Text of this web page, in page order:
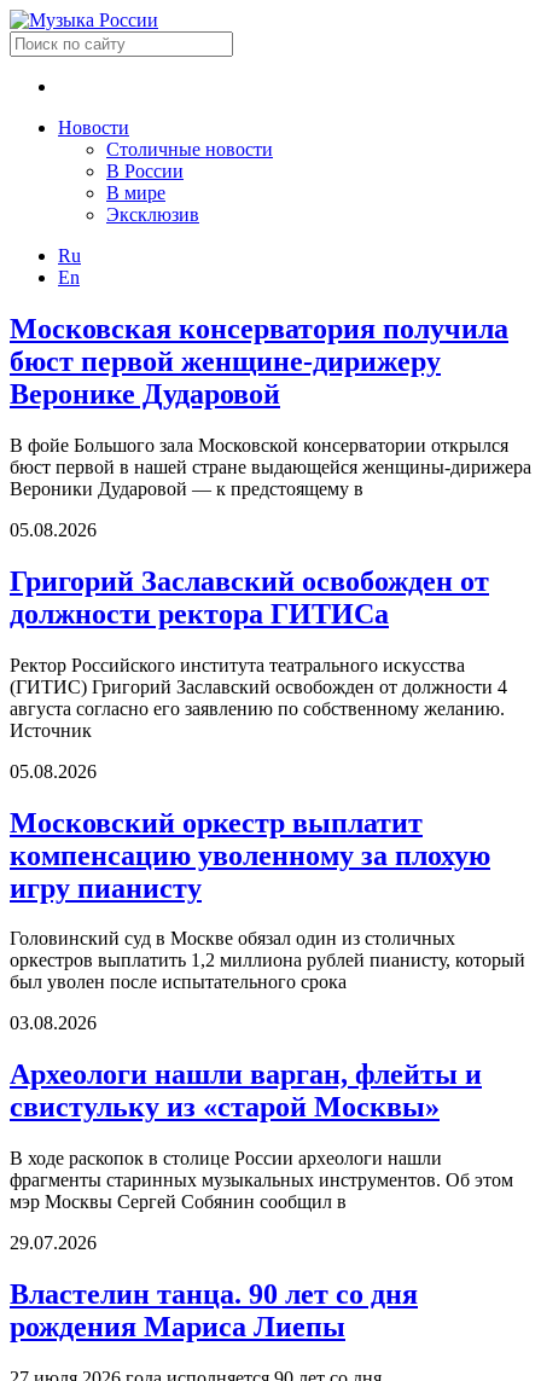
Новости
Столичные новости
В России
В мире
Эксклюзив
Ru
En
Московская консерватория получила
бюст первой женщине-дирижеру
Веронике Дударовой
В фойе Большого зала Московской консерватории открылся
бюст первой в нашей стране выдающейся женщины-дирижера
Вероники Дударовой — к предстоящему в
05.08.2026
Григорий Заславский освобожден от
должности ректора ГИТИСа
Ректор Российского института театрального искусства
(ГИТИС) Григорий Заславский освобожден от должности 4
августа согласно его заявлению по собственному желанию.
Источник
05.08.2026
Московский оркестр выплатит
компенсацию уволенному за плохую
игру пианисту
Головинский суд в Москве обязал один из столичных
оркестров выплатить 1,2 миллиона рублей пианисту, который
был уволен после испытательного срока
03.08.2026
Археологи нашли варган, флейты и
свистульку из «старой Москвы»
В ходе раскопок в столице России археологи нашли
фрагменты старинных музыкальных инструментов. Об этом
мэр Москвы Сергей Собянин сообщил в
29.07.2026
Властелин танца. 90 лет со дня
рождения Мариса Лиепы